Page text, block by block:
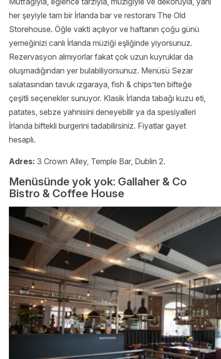
her şeyiyle tam bir İrlanda bar ve restoranı The Old
Storehouse. Öğle vakti açılıyor ve haftanın çoğu günü
yemeğinizi canlı İrlanda müziği eşliğinde yiyorsunuz.
Rezervasyon almıyorlar fakat çok uzun kuyruklar da
oluşmadığından yer bulabiliyorsunuz. Menüsü Sezar
salatasından tavuk ızgaraya, fish & chips’ten bifteğe
çeşitli seçenekler sunuyor. Klasik İrlanda tabağı kuzu eti,
patates, sebze yahnisini deneyebilir ya da spesiyalleri
İrlanda biftekli burgerini tadabilirsiniz. Fiyatlar gayet
hesaplı.
Adres: 3 Crown Alley, Temple Bar, Dublin 2.
Menüsünde yok yok: Gallaher & Co
Bistro & Coffee House